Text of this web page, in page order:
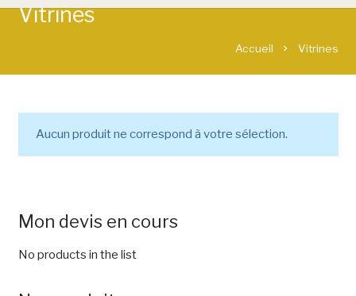
Vitrines
Accueil chevron_right Vitrines
Aucun produit ne correspond à votre sélection.
Mon devis en cours
No products in the list